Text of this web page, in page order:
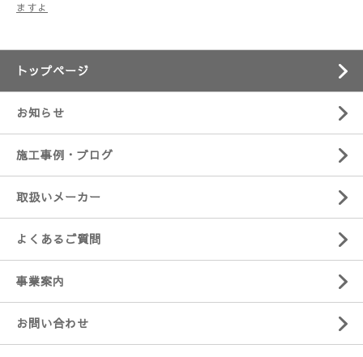
ますよ
トップページ
お知らせ
施工事例・ブログ
取扱いメーカー
よくあるご質問
事業案内
お問い合わせ